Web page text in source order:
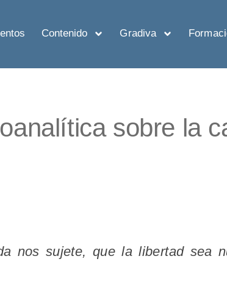
Contenido Gradiva
sobre la
nos sujete, que la libertad sea